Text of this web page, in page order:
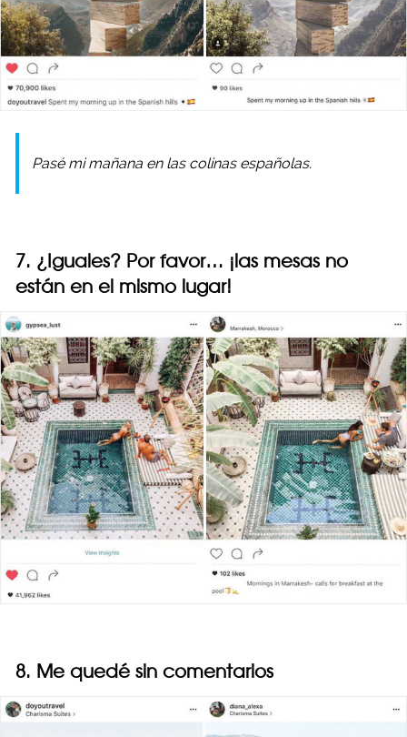
Pasé mi mañana en las colinas españolas.
7. ¿Iguales? Por favor… ¡las mesas no
están en el mismo lugar!
8. Me quedé sin comentarios